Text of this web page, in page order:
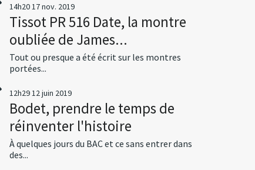
14h2017nov. 2019
Tissot PR 516 Date, la montre
oubliée de James...
Tout ou presque a été écrit sur les montres
portées...
12h2912juin 2019
Bodet, prendre le temps de
réinventer l'histoire
À quelques jours du BAC et ce sans entrer dans
des...